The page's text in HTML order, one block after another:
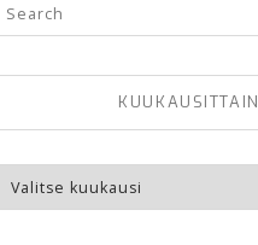
KUUKAUSITTAIN
Kuukausittain